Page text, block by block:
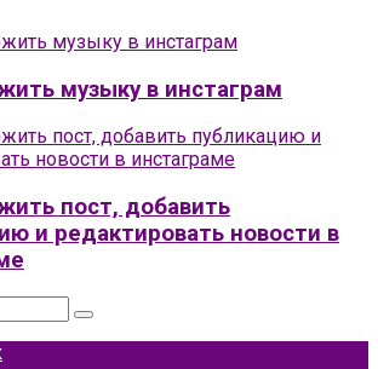
музыку в инстаграм
пост, добавить
и редактировать новости в